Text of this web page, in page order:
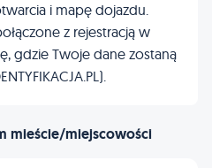
i mapę dojazdu.
z rejestracją w
gdzie Twoje dane zostaną
mieście/miejscowości